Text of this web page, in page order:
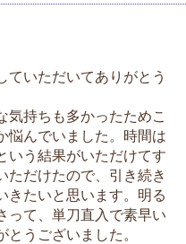
ていただいてありがとう
気持ちも多かったためこ
悩んでいました。時間は
いう結果がいただけてす
ただけたので、引き続き
きたいと思います。明る
って、単刀直入で素早い
うございました。